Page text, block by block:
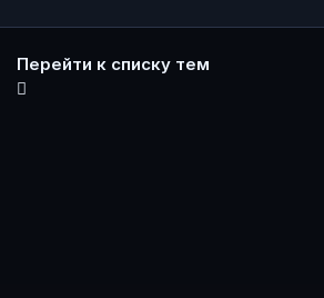
Перейти к списку тем